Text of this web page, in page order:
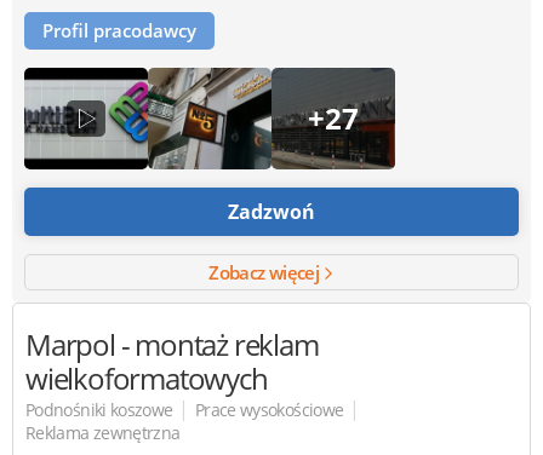
Profil pracodawcy
+27
Zadzwoń
Zobacz więcej
Marpol - montaż reklam
wielkoformatowych
Podnośniki koszowe | Prace wysokościowe |
Reklama zewnętrzna